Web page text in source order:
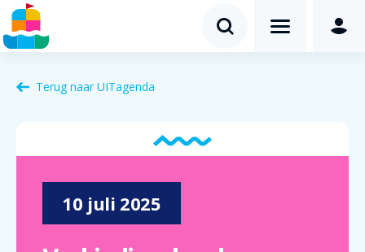
Terug naar UITagenda
10 juli 2025